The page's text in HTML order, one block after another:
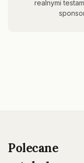
realnymi
Polecane